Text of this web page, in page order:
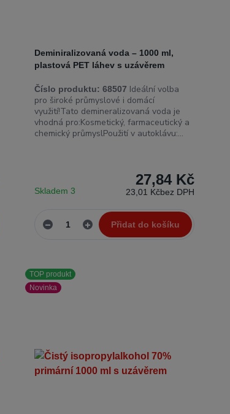
Deminiralizovaná voda – 1000 ml,
plastová PET láhev s uzávěrem
Číslo produktu: 68507 Ideální volba
pro široké průmyslové i domácí
využití!Tato demineralizovaná voda je
vhodná pro:Kosmetický, farmaceutický a
chemický průmyslPoužití v autoklávu:...
27,84 Kč
23,01 Kčbez DPH
Skladem 3
Přidat do košíku
TOP produkt
Novinka